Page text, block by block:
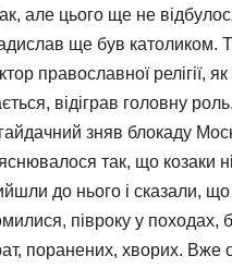
але цього ще не
ще був католиком.
православної релігії, як
відіграв головну роль.
зняв блокаду
так, що козаки
до нього і сказали,
півроку у походах,
поранених, хворих. Вже